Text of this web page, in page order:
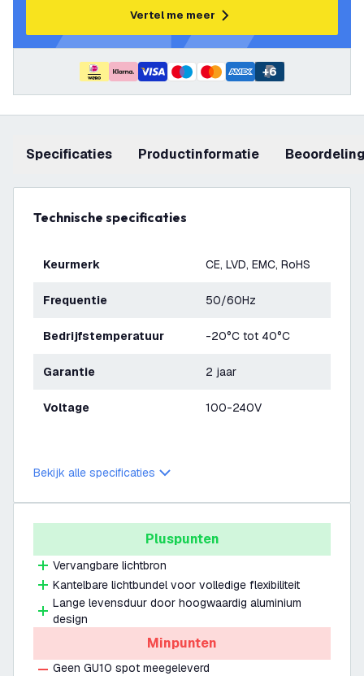
Vertel me meer
+6
Specificaties productinformatie
Technische specificaties
Keurmerk CE, LVD, EMC, RoHS
Frequentie 50/60Hz
Bedrijfstemperatuur -20°C tot 40°C
Garantie 2 jaar
Voltage 100-240V
Bekijk alle specificaties
Pluspunten
Vervangbare lichtbron
Kantelbare lichtbundel voor volledige flexibiliteit
Lange levensduur door hoogwaardig aluminium
design
Minpunten
Geen GU10 spot meegeleverd